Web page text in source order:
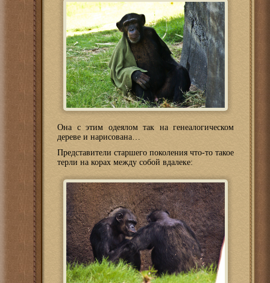
Она с этим одеялом так на генеалогическом
дереве и нарисована…
Представители старшего поколения что-то такое
терли на корах между собой вдалеке: